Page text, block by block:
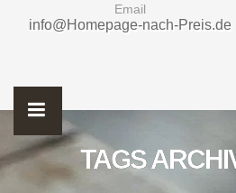
Email
info@Homepage-nach-Preis.de
TAGS